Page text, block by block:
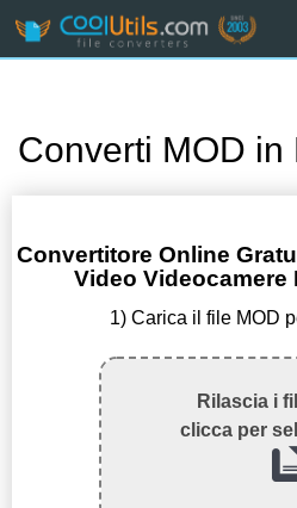
Converti MOD in
Convertitore Online
Video Videocamere
1) Carica il file MOD
Rilascia i
clicca per